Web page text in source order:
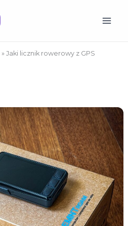
» Jaki licznik rowerowy z GPS